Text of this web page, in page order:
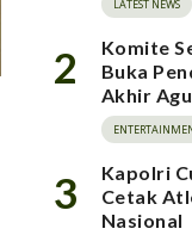
LATEST NEWS
2
Komite
Buka
Akhir
3
Kapolri
Cetak
Nasional